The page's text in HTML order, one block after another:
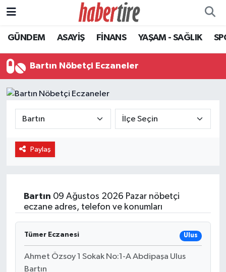
GÜNDEM ASAYİŞ FİNANS YAŞAM - SAĞLIK
Bartın Nöbetçi Eczaneler
Paylaş
Bartın 09 Ağustos 2026 Pazar nöbetçi
eczane adres, telefon ve konumları
Tümer Eczanesi Ulus
Ahmet Özsoy 1 Sokak No:1-A Abdipaşa Ulus
Bartın
Tire Nöbetçi Eczaneler
Tire Hava Durumu
Tire Trafik Yoğunluk Haritası
Süper Lig Puan Durumu ve Fikstür
Tüm Manşetler
Haber Arşivi